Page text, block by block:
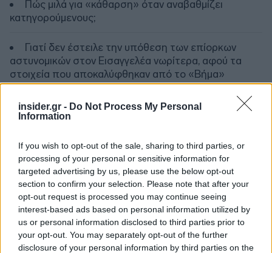
insider.gr - Do Not Process My Personal
Information
If you wish to opt-out of the sale, sharing to third parties, or
processing of your personal or sensitive information for
targeted advertising by us, please use the below opt-out
section to confirm your selection. Please note that after your
opt-out request is processed you may continue seeing
interest-based ads based on personal information utilized by
us or personal information disclosed to third parties prior to
your opt-out. You may separately opt-out of the further
disclosure of your personal information by third parties on the
Πώς μιλά για «κάθαρση» όταν αναβαθμίζει
κατηγορούμενους;
Γιατί δεν έστειλε την υπόθεση των επίορκων
αστυνομικών στον Εισαγγελέα νωρίτερα, αφού τα
στοιχεία που αποκαλύφθηκαν από το «Βήμα»
προέρχονται από υπηρεσίες της ΕΛ.ΑΣ επί των
ημερών του;
της ΕΛ.ΑΣ που αναφέρεται στις αποκαλύψεις ότι
σχετίζεται με προστασία σε βενζινάδικα, βρίσκεται
στην ηγεσία του Υπουργείου και συμμετείχε στις
αποφάσεις για τις προ ημερών κρίσεις στην ΕΛ.ΑΣ;
Γιατί δεν απάντησε εάν είναι ο διευθυντής του
ένας από τους συνομιλητές των μαφιόζων στο
ρεπορτάζ του Βήματος;